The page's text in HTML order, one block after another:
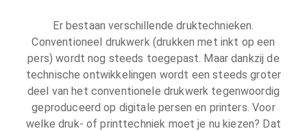
Er bestaan verschillende druktechnieken.
Conventioneel drukwerk (drukken met inkt op een
pers) wordt nog steeds toegepast. Maar dankzij de
technische ontwikkelingen wordt een steeds groter
deel van het conventionele drukwerk tegenwoordig
geproduceerd op digitale persen en printers. Voor
welke druk- of printtechniek moet je nu kiezen? Dat